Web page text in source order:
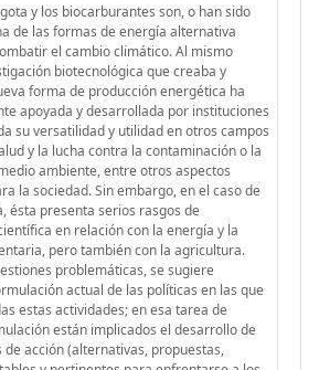
y los biocarburantes son, o han sido
de las formas de energía alternativa
el cambio climático. Al mismo
biotecnológica que creaba y
forma de producción energética ha
apoyada y desarrollada por instituciones
su versatilidad y utilidad en otros campos
y la lucha contra la contaminación o la
ambiente, entre otros aspectos
la sociedad. Sin embargo, en el caso de
ésta presenta serios rasgos de
en relación con la energía y la
pero también con la agricultura.
problemáticas, se sugiere
actual de las políticas en las que
estas actividades; en esa tarea de
están implicados el desarrollo de
de acción (alternativas, propuestas,